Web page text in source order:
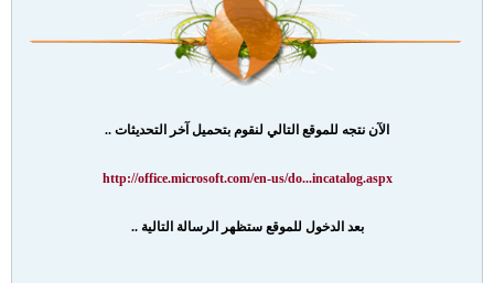
الآن نتجه للموقع التالي لنقوم بتحميل آخر التحديثات ..
http://office.microsoft.com/en-us/do...incatalog.aspx
بعد الدخول للموقع ستظهر الرسالة التالية ..